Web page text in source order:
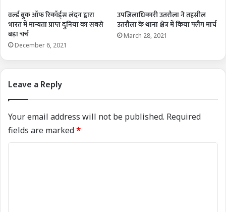
वर्ल्ड बुक ऑफ रिकॉर्ड्स लंदन द्वारा
भारत में मान्यता प्राप्त दुनिया का सबसे
बड़ा चर्च
December 6, 2021
उपजिलाधिकारी उतरौला ने तहसील
उतरौला के थाना क्षेत्र में किया फ्लैग मार्च
March 28, 2021
Leave a Reply
Your email address will not be published. Required
fields are marked*